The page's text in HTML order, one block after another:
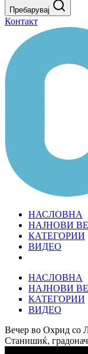
Пребарувај
Контакт
НАСЛОВНА
НАЈНОВИ
КАТЕГОРИИ
ВИДЕО
НАСЛОВНА
НАЈНОВИ
КАТЕГОРИИ
ВИДЕО
Вечер во Охрид со
Станишиќ,